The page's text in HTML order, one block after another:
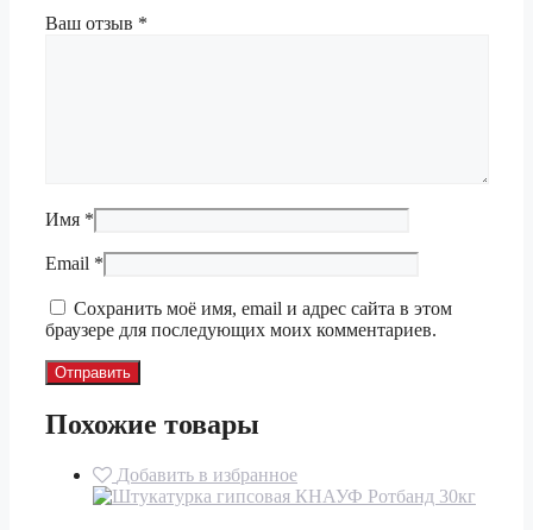
Ваш отзыв *
Имя *
Email *
Сохранить моё имя, email и адрес сайта в этом
браузере для последующих моих комментариев.
Похожие товары
Добавить в избранное